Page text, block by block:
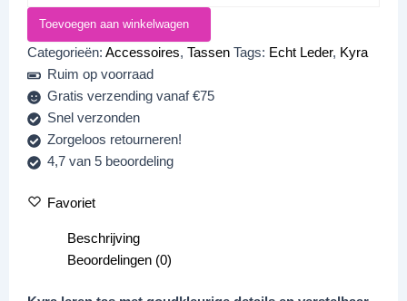
Toevoegen aan winkelwagen
Categorieën: Accessoires, Tassen Tags: Echt Leder, Kyra
Ruim op voorraad
Gratis verzending vanaf €75
Snel verzonden
Zorgeloos retourneren!
4,7 van 5 beoordeling
Favoriet
Beschrijving
Beoordelingen (0)